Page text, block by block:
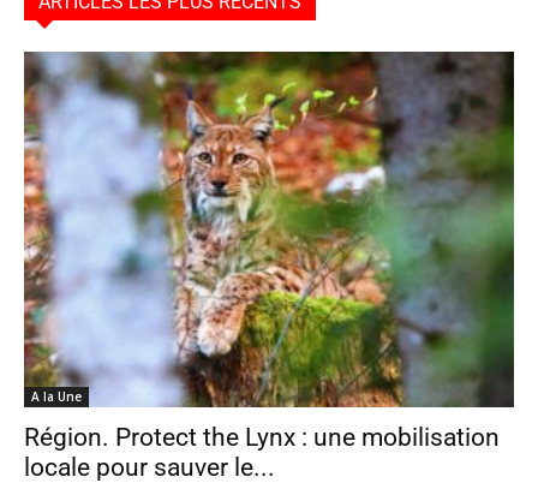
A la Une
Région. Protect the Lynx : une mobilisation
locale pour sauver le...